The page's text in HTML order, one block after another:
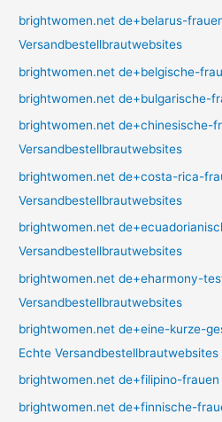
brightwomen.net de+belarus-
Versandbestellbrautwebsites
brightwomen.net de+belgische-
brightwomen.net de+bulgarische-
brightwomen.net de+chinesische-
Versandbestellbrautwebsites
brightwomen.net de+costa-rica-
Versandbestellbrautwebsites
brightwomen.net
Versandbestellbrautwebsites
brightwomen.net de+eharmony-
Versandbestellbrautwebsites
brightwomen.net de+eine-kurze-
Echte Versandbestellbrautwebsites
brightwomen.net de+filipino-
brightwomen.net de+finnische-